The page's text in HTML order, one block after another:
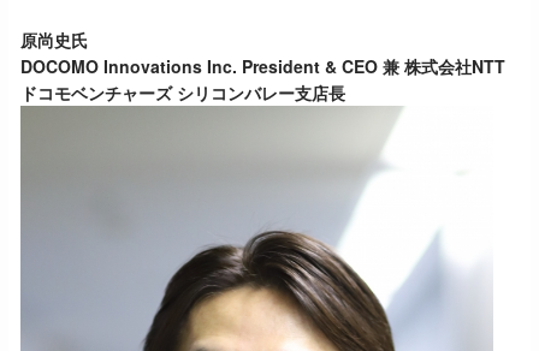
原尚史氏
DOCOMO Innovations Inc. President & CEO 兼 株式会社NTT
ドコモベンチャーズ シリコンバレー支店長